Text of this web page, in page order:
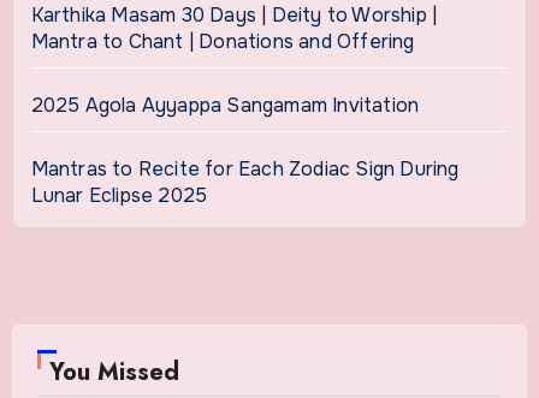
Karthika Masam 30 Days | Deity to Worship |
Mantra to Chant | Donations and Offering
2025 Agola Ayyappa Sangamam Invitation
Mantras to Recite for Each Zodiac Sign During
Lunar Eclipse 2025
You Missed